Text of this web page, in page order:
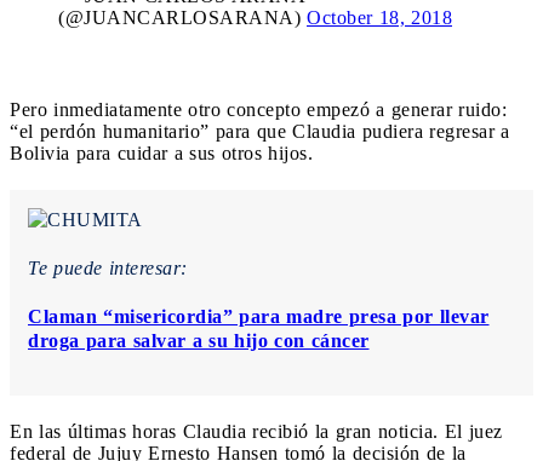
(@JUANCARLOSARANA) October 18, 2018
Pero inmediatamente otro concepto empezó a generar ruido:
“el perdón humanitario” para que Claudia pudiera regresar a
Bolivia para cuidar a sus otros hijos.
Te puede interesar:
Claman “misericordia” para madre presa por llevar
droga para salvar a su hijo con cáncer
En las últimas horas Claudia recibió la gran noticia. El juez
federal de Jujuy Ernesto Hansen tomó la decisión de la